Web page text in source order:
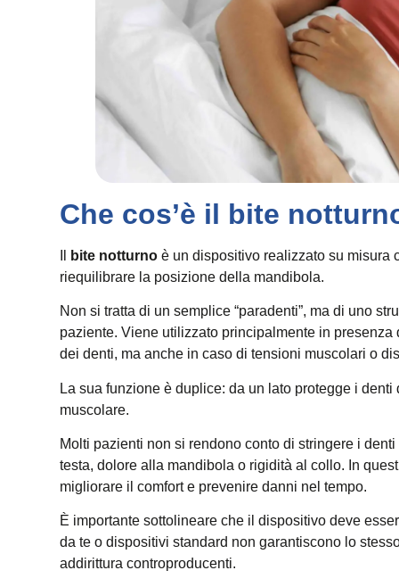
Che cos’è il bite
bite notturno è un dispositivo realizzato su misura
riequilibrare la posizione della mandibola.
Non si tratta di un semplice “paradenti”, ma di uno
paziente. Viene utilizzato principalmente in
dei denti, ma anche in caso di tensioni muscolari o
La sua funzione è duplice: da un lato protegge i
muscolare.
Molti pazienti non si rendono conto di stringere i
testa, dolore alla mandibola o rigidità al collo. In
migliorare il comfort e prevenire danni nel tempo.
È importante sottolineare che il dispositivo deve
da te o dispositivi standard non garantiscono lo
addirittura controproducenti.